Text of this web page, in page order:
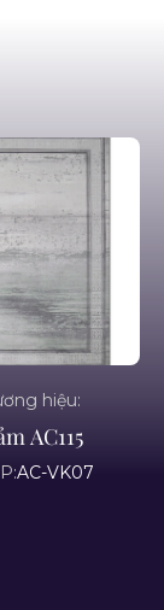
hiệu:
AC115
AC-VK07